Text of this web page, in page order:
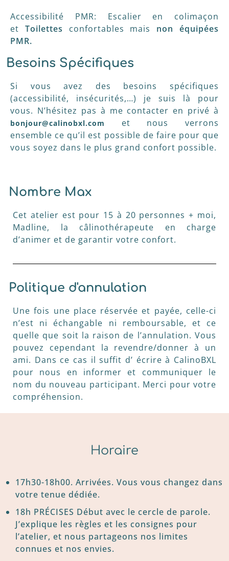
Accessibilité PMR: Escalier en colimaçon
et Toilettes confortables mais non équipées
PMR.
Besoins Spécifiques
Si vous avez des besoins spécifiques
(accessibilité, insécurités,…) je suis là pour
vous. N’hésitez pas à me contacter en privé à
bonjour@calinobxl.com
et nous verrons
ensemble ce qu’il est possible de faire pour que
vous soyez dans le plus grand confort possible.
Nombre Max
Cet atelier est pour 15 à 20 personnes + moi,
Madline, la câlinothérapeute en charge
d’animer et de garantir votre confort.
Politique d'annulation
Une fois une place réservée et payée, celle-ci
n’est ni échangable ni remboursable, et ce
quelle que soit la raison de l’annulation. Vous
pouvez cependant la revendre/donner à un
ami. Dans ce cas il suffit d’ écrire à CalinoBXL
pour nous en informer et communiquer le
nom du nouveau participant. Merci pour votre
compréhension.
Horaire
17h30-18h00. Arrivées. Vous vous changez dans
votre tenue dédiée.
18h PRÉCISES Début avec le cercle de parole.
J’explique les règles et les consignes pour
l’atelier, et nous partageons nos limites
connues et nos envies.